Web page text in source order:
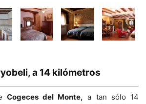
a 14 kilómetros
Cogeces del Monte, a tan sólo 14